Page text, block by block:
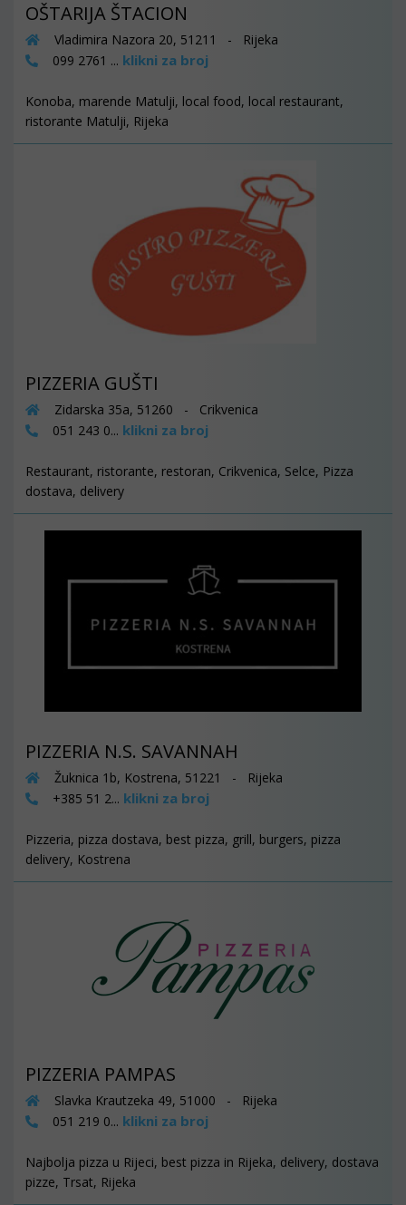
OŠTARIJA ŠTACION
Vladimira Nazora 20, 51211 - Rijeka
099 2761 ... klikni za broj
Konoba, marende Matulji, local food, local restaurant,
ristorante Matulji, Rijeka
PIZZERIA GUŠTI
Zidarska 35a, 51260 - Crikvenica
051 243 0... klikni za broj
Restaurant, ristorante, restoran, Crikvenica, Selce, Pizza
dostava, delivery
PIZZERIA N.S. SAVANNAH
Žuknica 1b, Kostrena, 51221 - Rijeka
+385 51 2... klikni za broj
Pizzeria, pizza dostava, best pizza, grill, burgers, pizza
delivery, Kostrena
PIZZERIA PAMPAS
Slavka Krautzeka 49, 51000 - Rijeka
051 219 0... klikni za broj
Najbolja pizza u Rijeci, best pizza in Rijeka, delivery, dostava
pizze, Trsat, Rijeka